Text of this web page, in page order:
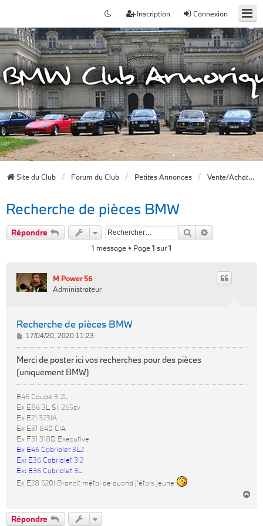
Connexion
Inscription
Site du Club Forum du Club Petites Annonces Vente/Achat/ Recherche Pièces BMW
Recherche de pièces BMW
Répondre Rechercher
1 message • Page1 sur1
M Power 56
Administrateur
Recherche de pièces BMW
M
e
a
e
17/04/20, 2020 11:23
Merci de poster ici vos recherches pour des pièces
(uniquement BMW)
E46 Coupé 3,2L
Ex E86 3L SI, 265cv
Ex E21 323IA
Ex E31 840 CIA
Ex F31 318D Executive
Ex E46 Cabriolet 3L2
Ex: E36 Cabriolet 3l2
Ex: E36 Cabriolet 3L
Ex E28 520I Bronzit métal de quand j'étais jeune
Répondre